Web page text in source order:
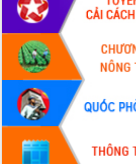
Hội thảo góp ý hồ sơ điều chỉnh quy
hoạch tỉnh Đắk Lắk thời kỳ 2021-2030,
tầm nhìn đến năm 2050
Nâng cao hiệu quả hoạt động của các
doanh nghiệp nhà nước
Hội nghị triển khai kết nối mạng
truyền số liệu chuyên dùng phục vụ cơ
quan Đảng, Nhà nước
Lễ phát động chuỗi hoạt động chung
tay làm sạch môi trường
Xã Ea Kar bước chuyển mình trong
công tác cải cách hành chính mô hình
UBND tỉnh họp báo định kỳ tháng 4
năm 2026